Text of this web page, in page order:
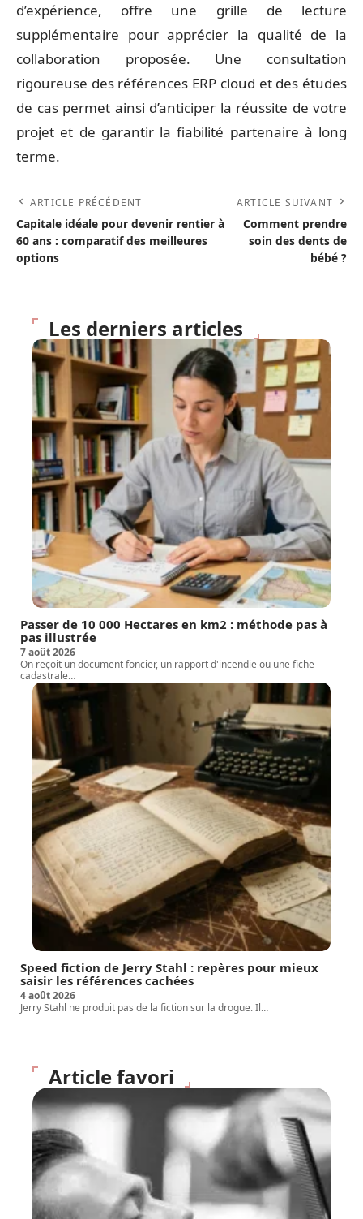
d’expérience, offre une grille de lecture
supplémentaire pour apprécier la qualité de la
collaboration proposée. Une consultation
rigoureuse des références ERP cloud et des études
de cas permet ainsi d’anticiper la réussite de votre
projet et de garantir la fiabilité partenaire à long
terme.
ARTICLE PRÉCÉDENT
Capitale idéale pour devenir rentier à
60 ans : comparatif des meilleures
options
ARTICLE SUIVANT
Comment prendre
soin des dents de
bébé ?
Les derniers articles
Passer de 10 000 Hectares en km2 : méthode pas à
pas illustrée
7 août 2026
On reçoit un document foncier, un rapport d'incendie ou une fiche
cadastrale…
Speed fiction de Jerry Stahl : repères pour mieux
saisir les références cachées
4 août 2026
Jerry Stahl ne produit pas de la fiction sur la drogue. Il…
Article favori